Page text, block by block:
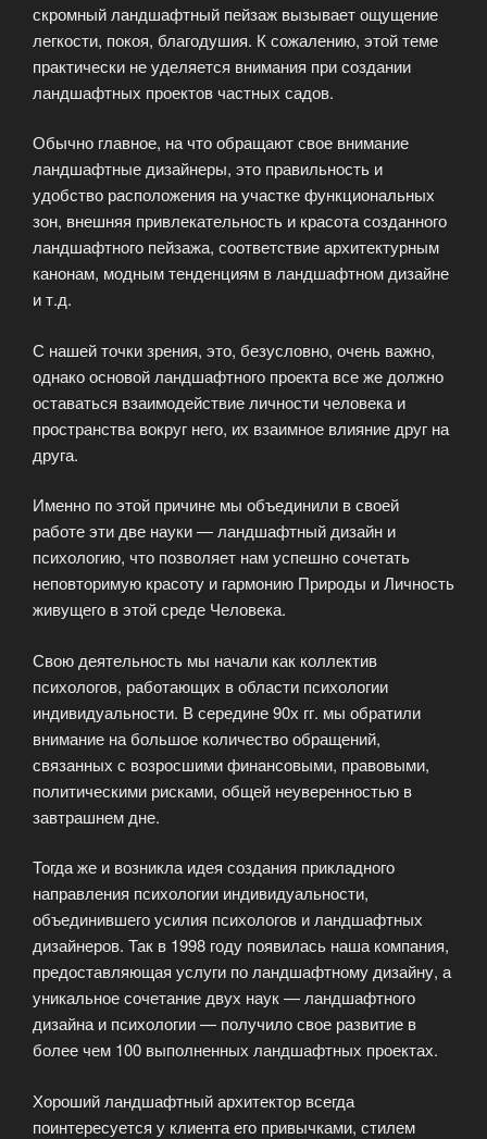
скромный ландшафтный пейзаж вызывает ощущение
легкости, покоя, благодушия. К сожалению, этой теме
практически не уделяется внимания при создании
ландшафтных проектов частных садов.
Обычно главное, на что обращают свое внимание
ландшафтные дизайнеры, это правильность и
удобство расположения на участке функциональных
зон, внешняя привлекательность и красота созданного
ландшафтного пейзажа, соответствие архитектурным
канонам, модным тенденциям в ландшафтном дизайне
и т.д.
С нашей точки зрения, это, безусловно, очень важно,
однако основой ландшафтного проекта все же должно
оставаться взаимодействие личности человека и
пространства вокруг него, их взаимное влияние друг на
друга.
Именно по этой причине мы объединили в своей
работе эти две науки — ландшафтный дизайн и
психологию, что позволяет нам успешно сочетать
неповторимую красоту и гармонию Природы и Личность
живущего в этой среде Человека.
Свою деятельность мы начали как коллектив
психологов, работающих в области психологии
индивидуальности. В середине 90х гг. мы обратили
внимание на большое количество обращений,
связанных с возросшими финансовыми, правовыми,
политическими рисками, общей неуверенностью в
завтрашнем дне.
Тогда же и возникла идея создания прикладного
направления психологии индивидуальности,
объединившего усилия психологов и ландшафтных
дизайнеров. Так в 1998 году появилась наша компания,
предоставляющая услуги по ландшафтному дизайну, а
уникальное сочетание двух наук — ландшафтного
дизайна и психологии — получило свое развитие в
более чем 100 выполненных ландшафтных проектах.
Хороший ландшафтный архитектор всегда
поинтересуется у клиента его привычками, стилем